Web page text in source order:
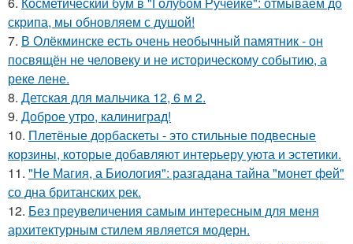
скрипа, мы обновляем с душой!
7. В Олёкминске есть очень необычный памятник - он
посвящён не человеку и не историческому событию, а
реке лене.
8. Детская для мальчика 12, 6 м 2.
9. Доброе утро, калиниград!
10. Плетёные дорбаскеты - это стильные подвесные
корзины, которые добавляют интерьеру уюта и эстетики.
11. "Не Магия, а Биология": разгадана тайна "монет фей"
со дна британских рек.
12. Без преувеличения самым интересным для меня
архитектурным стилем является модерн.